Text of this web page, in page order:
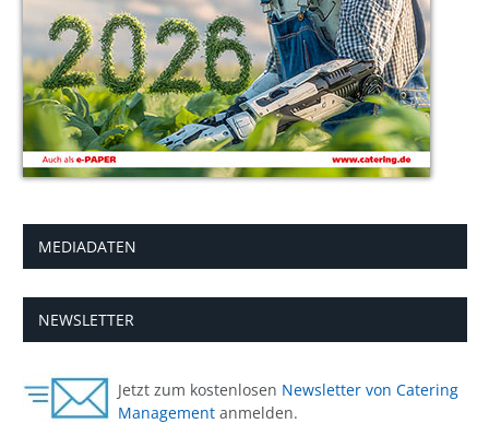
MEDIADATEN
NEWSLETTER
Jetzt zum kostenlosen Newsletter von Catering
Management anmelden.